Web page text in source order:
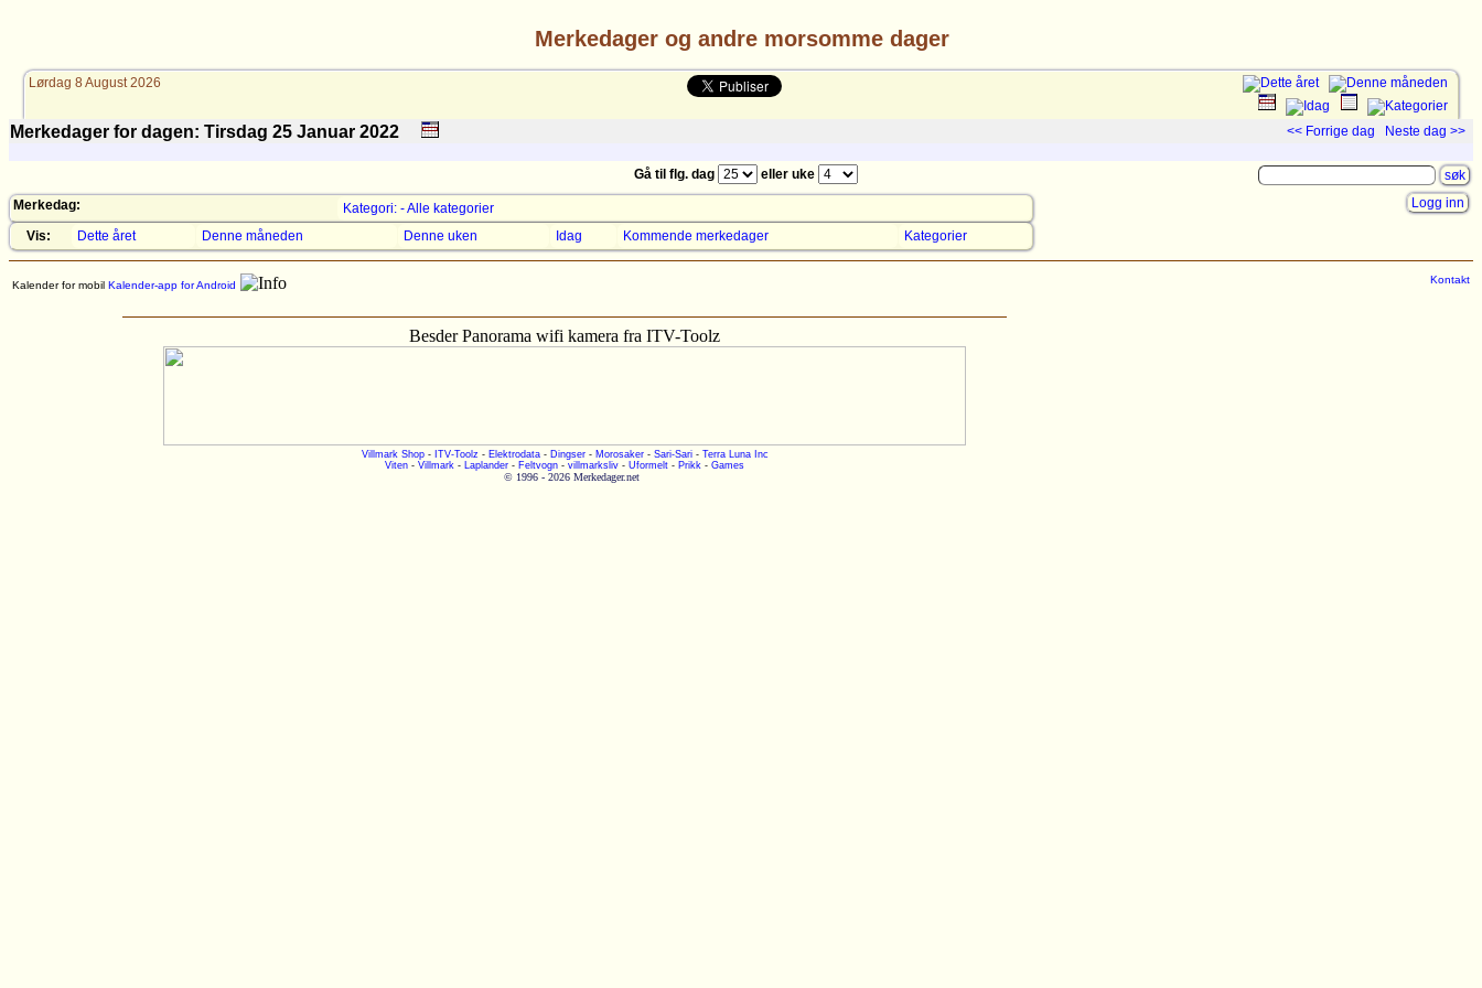
Merkedager og andre morsomme dager
Lørdag 8 August 2026
Merkedager for dagen: Tirsdag 25 Januar 2022 << Forrige dag Neste dag >>
Gå til flg. dag
eller uke
Merkedag:
Kategori: - Alle kategorier
Vis:
Dette året Denne måneden Denne uken Idag Kommende merkedager Kategorier
Logg inn
Kalender for mobil Kalender-app for Android
Besder Panorama wifi kamera fra ITV-Toolz
Villmark Shop- ITV-Toolz - Elektrodata- Dingser- Morosaker- Sari-Sari- Terra Luna Inc
Viten - Villmark - Laplander - Feltvogn - villmarksliv - Uformelt - Prikk - Games
© 1996 - 2026 Merkedager.net
Kontakt